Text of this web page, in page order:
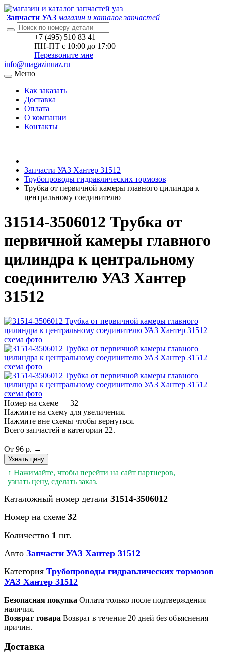
Запчасти УАЗ магазин и каталог запчастей
+7 (495) 510 83 41
ПН-ПТ с 10:00 до 17:00
Перезвоните мне
info@magazinuaz.ru
Меню
Как заказать
Доставка
Оплата
О компании
Контакты
Запчасти УАЗ Хантер 31512
Трубопроводы гидравлических тормозов
Трубка от первичной камеры главного цилиндра к
центральному соединителю
31514-3506012 Трубка от
первичной камеры главного
цилиндра к центральному
соединителю УАЗ Хантер
31512
Номер на схеме — 32
Нажмите на схему для увеличения.
Нажмите вне схемы чтобы вернуться.
Всего запчастей в категории 22.
От 96 р. →
Узнать цену
↑ Нажимайте, чтобы перейти на сайт партнеров,
узнать цену, сделать заказ.
Каталожный номер детали 31514-3506012
Номер на схеме 32
Количество 1 шт.
Авто Запчасти УАЗ Хантер 31512
Категория Трубопроводы гидравлических тормозов
УАЗ Хантер 31512
Безопасная покупка Оплата только после подтверждения
наличия.
Возврат товара Возврат в течение 20 дней без объяснения
причин.
Доставка